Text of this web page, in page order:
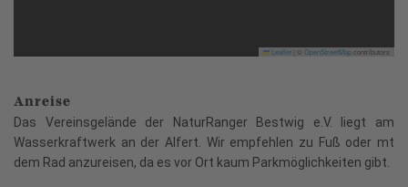
Leaflet OpenStreetMapcontributors
Anreise
Das Vereinsgelände der NaturRanger Bestwig e.V. liegt am
Wasserkraftwerk an der Alfert. Wir empfehlen zu Fuß oder mt
dem Rad anzureisen, da es vor Ort kaum Parkmöglichkeiten gibt.